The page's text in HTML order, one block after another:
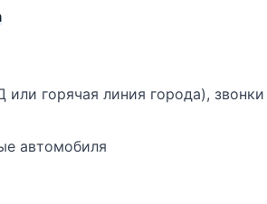
горячая линия города),
автомобиля